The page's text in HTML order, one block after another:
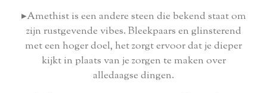
▸Amethist is een andere steen die bekend staat om
zijn rustgevende vibes. Bleekpaars en glinsterend
met een hoger doel, het zorgt ervoor dat je dieper
kijkt in plaats van je zorgen te maken over
alledaagse dingen.